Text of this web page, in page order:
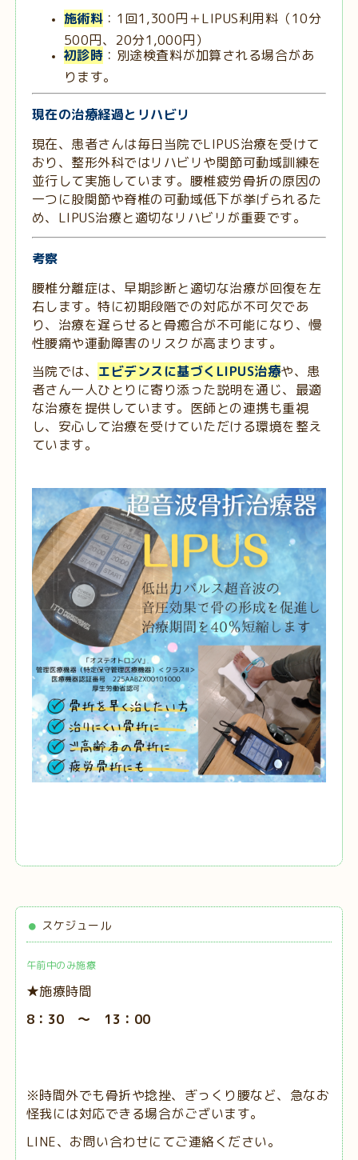
施術料 ：1回1,300円＋LIPUS利用料（10分
500円、20分1,000円）
初診時 ：別途検査料が加算される場合があ
ります。
現在の治療経過とリハビリ
現在、患者さんは毎日当院でLIPUS治療を受けて
おり、整形外科ではリハビリや関節可動域訓練を
並行して実施しています。腰椎疲労骨折の原因の
一つに股関節や脊椎の可動域低下が挙げられるた
め、LIPUS治療と適切なリハビリが重要です。
考察
腰椎分離症は、早期診断と適切な治療が回復を左
右します。特に初期段階での対応が不可欠であ
り、治療を遅らせると骨癒合が不可能になり、慢
性腰痛や運動障害のリスクが高まります。
当院では、 エビデンスに基づくLIPUS治療や、患
者さん一人ひとりに寄り添った説明を通じ、最適
な治療を提供しています。医師との連携も重視
し、安心して治療を受けていただける環境を整え
ています。
スケジュール
午前中のみ施療
★施療時間
8：30 ～ 13：00
※時間外でも骨折や捻挫、ぎっくり腰など、急なお
怪我には対応できる場合がございます。
LINE、お問い合わせにてご連絡ください。